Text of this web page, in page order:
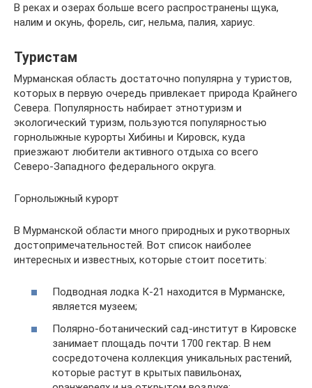
В реках и озерах больше всего распространены щука,
налим и окунь, форель, сиг, нельма, палия, хариус.
Туристам
Мурманская область достаточно популярна у туристов,
которых в первую очередь привлекает природа Крайнего
Севера. Популярность набирает этнотуризм и
экологический туризм, пользуются популярностью
горнолыжные курорты Хибины и Кировск, куда
приезжают любители активного отдыха со всего
Северо-Западного федерального округа.
Горнолыжный курорт
В Мурманской области много природных и рукотворных
достопримечательностей. Вот список наиболее
интересных и известных, которые стоит посетить:
Подводная лодка К-21 находится в Мурманске,
является музеем;
Полярно-ботанический сад-институт в Кировске
занимает площадь почти 1700 гектар. В нем
сосредоточена коллекция уникальных растений,
которые растут в крытых павильонах,